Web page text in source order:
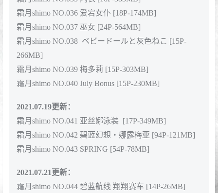
2021.05.09更新：
霜月shimo NO.026 微博杂图[1046P-384MB]
霜月shimo NO.027 兔子圣诞节[12P-126MB]
霜月shimo NO.028 明日方舟 闪灵[17P-263MB]
霜月shimo NO.029 明日方舟 阿米娅 [18P-651MB]
2021.06.01更新：
霜月shimo NO.030 贞德 [15P-195MB]
霜月shimo NO.031 中华娘 [27P-317MB]
霜月shimo NO.032 爱宕 [21P-203MB]
霜月shimo NO.033 BB [14P-403MB]
霜月shimo NO.035 内衣 [16P-383MB]
霜月shimo NO.036 爱宕女仆 [18P-174MB]